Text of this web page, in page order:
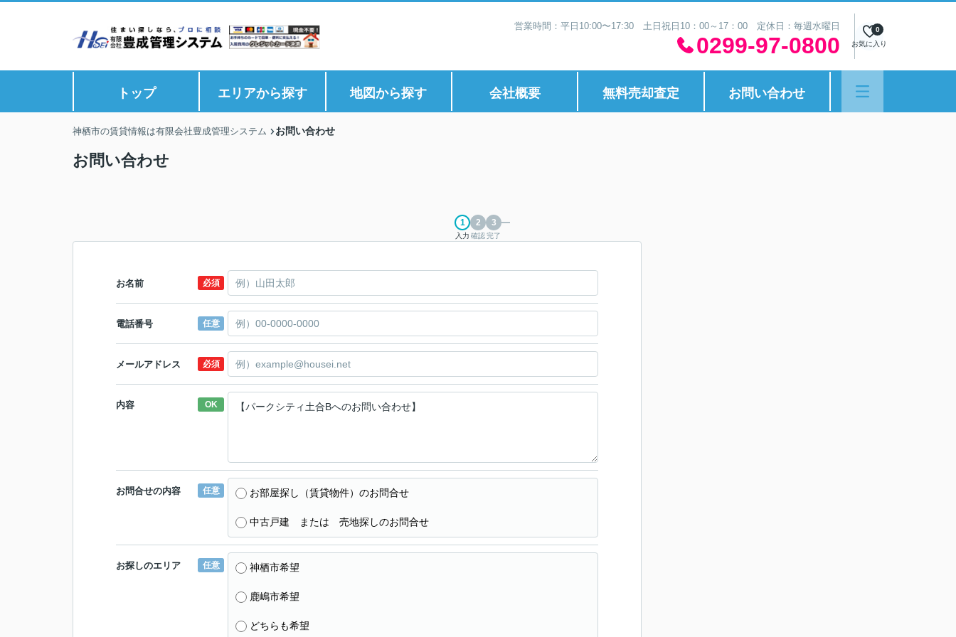
営業時間：平日10:00〜17:30 土日祝日10：00～17：00 定休日：毎週水曜日
0299-97-0800 お気に入り
0
トップ エリアから探す 地図から探す 会社概要 無料売却査定 お問い合わせ
神栖市の賃貸情報は有限会社豊成管理システム お問い合わせ
お問い合わせ
入力 確認完了
お名前 必須
電話番号 任意
メールアドレス 必須
内容 OK
お問合せの内容 任意 お部屋探し（賃貸物件）のお問合せ
中古戸建 または 売地探しのお問合せ
お探しのエリア 任意 神栖市希望
鹿嶋市希望
どちらも希望